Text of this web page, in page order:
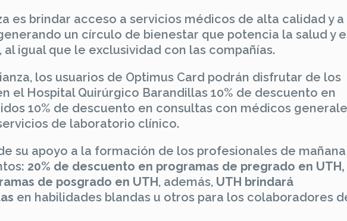
es brindar acceso a servicios médicos de alta calidad y a
un círculo de bienestar que potencia la salud y
igual que le exclusividad con las compañías.
los usuarios de Optimus Card podrán disfrutar de los
el Hospital Quirúrgico Barandillas 10% de descuento en
10% de descuento en consultas con médicos
de laboratorio clínico.
su apoyo a la formación de los profesionales de
20% de descuento en programas de pregrado en UTH,
de posgrado en UTH, además, UTH brindará
en habilidades blandas u otros para los colaboradores